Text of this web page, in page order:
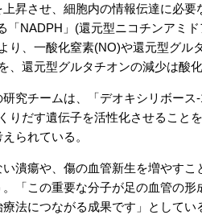
昇させ、細胞内の情報伝達に必要
「NADPH」(還元型ニコチンアミ
り、一酸化窒素(NO)や還元型グル
、還元型グルタチオンの減少は酸
究チームは、「デオキシリボース
りだす遺伝子を活性化させること
られている。
潰瘍や、傷の血管新生を増やすこ
「この重要な分子が足の血管の形
法につながる成果です」としてい